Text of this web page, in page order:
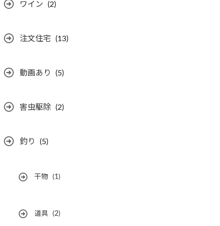
ワイン (2)
注文住宅 (13)
動画あり (5)
害虫駆除 (2)
釣り (5)
干物 (1)
道具 (2)